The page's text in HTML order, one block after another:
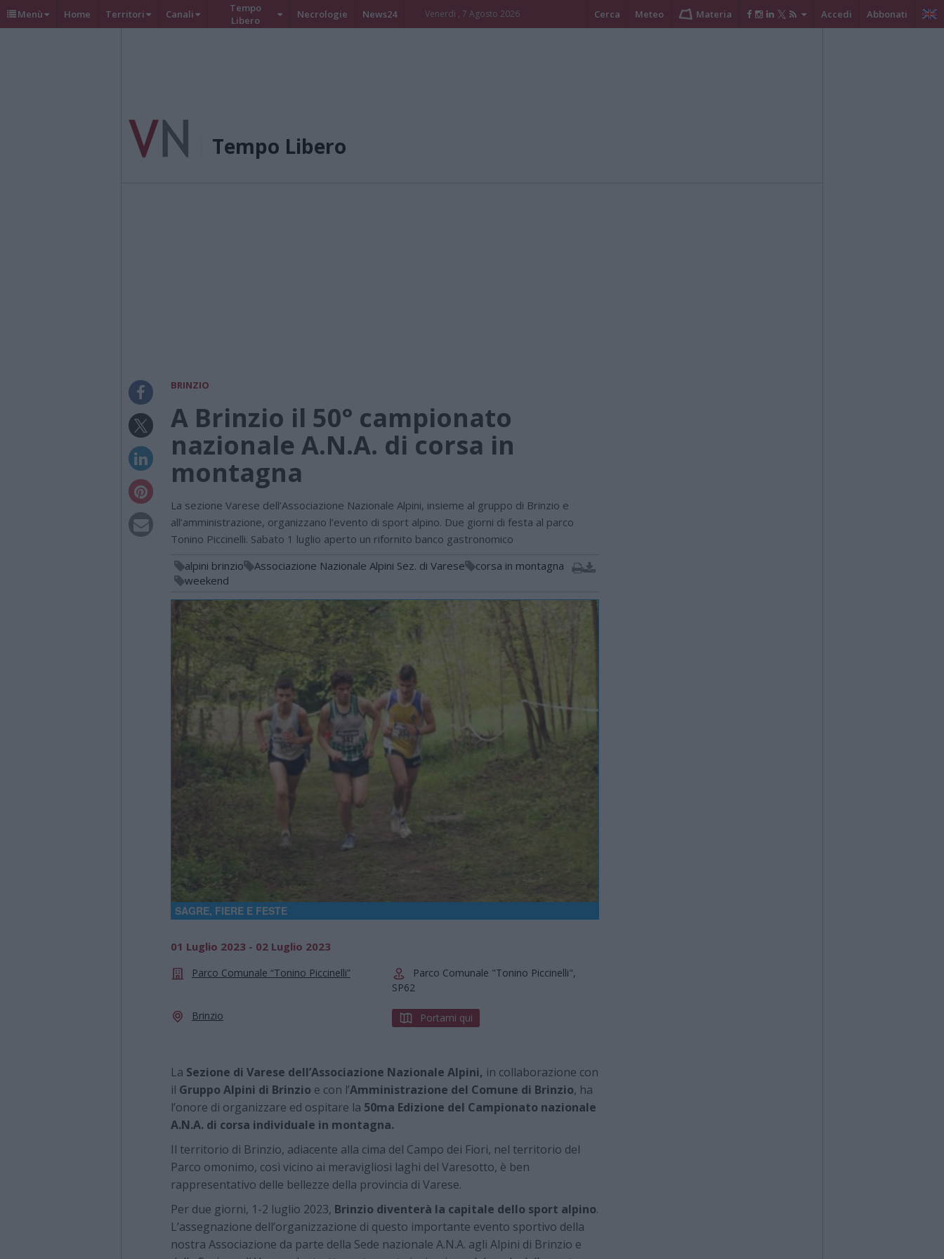
Menù Home Territori Canali
Tempo
Libero
Necrologie News24 Venerdi , 7 Agosto 2026 Cerca Meteo Materia Accedi Abbonati
Tempo Libero
BRINZIO
A Brinzio il 50° campionato
nazionale A.N.A. di corsa in
montagna
La sezione Varese dell’Associazione Nazionale Alpini, insieme al gruppo di Brinzio e
all’amministrazione, organizzano l’evento di sport alpino. Due giorni di festa al parco
Tonino Piccinelli. Sabato 1 luglio aperto un rifornito banco gastronomico
alpini brinzio
Associazione Nazionale Alpini Sez. di Varese
corsa in montagna
weekend
SAGRE, FIERE E FESTE
01 Luglio 2023 - 02 Luglio 2023
Parco Comunale “Tonino Piccinelli”
Parco Comunale "Tonino Piccinelli",
SP62
Brinzio Portami qui
La Sezione di Varese dell’Associazione Nazionale Alpini, in collaborazione con
il Gruppo Alpini di Brinzio e con l’Amministrazione del Comune di Brinzio, ha
l’onore di organizzare ed ospitare la 50ma Edizione del Campionato nazionale
A.N.A. di corsa individuale in montagna.
Il territorio di Brinzio, adiacente alla cima del Campo dei Fiori, nel territorio del
Parco omonimo, così vicino ai meravigliosi laghi del Varesotto, è ben
rappresentativo delle bellezze della provincia di Varese.
Per due giorni, 1-2 luglio 2023, Brinzio diventerà la capitale dello sport alpino.
L’assegnazione dell’organizzazione di questo importante evento sportivo della
nostra Associazione da parte della Sede nazionale A.N.A. agli Alpini di Brinzio e